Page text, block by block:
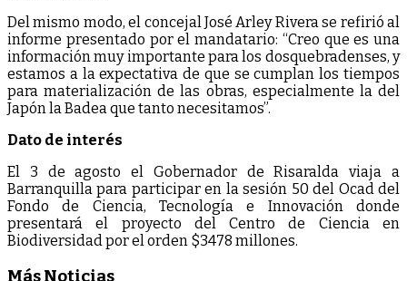
Del mismo modo, el concejal José Arley Rivera se refirió al
informe presentado por el mandatario: “Creo que es una
información muy importante para los dosquebradenses, y
estamos a la expectativa de que se cumplan los tiempos
para materialización de las obras, especialmente la del
Japón la Badea que tanto necesitamos”.
Dato de interés
El 3 de agosto el Gobernador de Risaralda viaja a
Barranquilla para participar en la sesión 50 del Ocad del
Fondo de Ciencia, Tecnología e Innovación donde
presentará el proyecto del Centro de Ciencia en
Biodiversidad por el orden $3478 millones.
Más Noticias